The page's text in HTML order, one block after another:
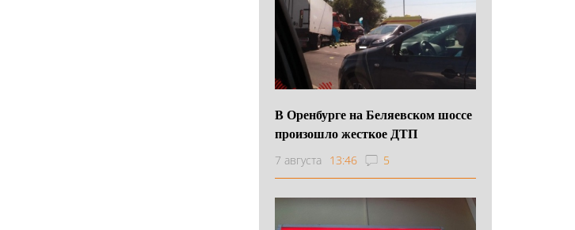
В Оренбурге на Беляевском шоссе
произошло жесткое ДТП
7 августа 13:46 5